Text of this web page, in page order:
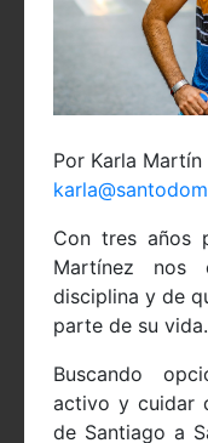
Por Karla Martín
Con tres años
Martínez nos
disciplina y de
parte de su vida.
Buscando
activo y cuidar
de Santiago a